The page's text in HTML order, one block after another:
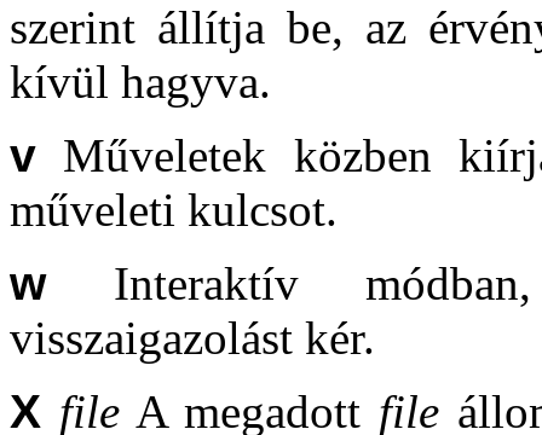
szerint állítja be, az
kívül hagyva.
v Műveletek közben
műveleti kulcsot.
wInteraktív
visszaigazolást kér.
X fileA megadott file